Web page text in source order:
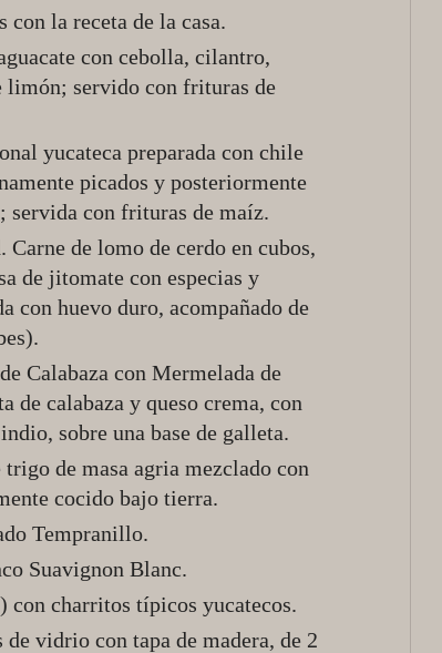
la receta de la casa.
con cebolla, cilantro,
limón; servido con frituras de
yucateca preparada con chile
picados y posteriormente
servida con frituras de maíz.
de lomo de cerdo en cubos,
de jitomate con especias y
con huevo duro, acompañado de
Calabaza con Mermelada de
de calabaza y queso crema, con
sobre una base de galleta.
de masa agria mezclado con
cocido bajo tierra.
Tempranillo.
Suavignon Blanc.
con charritos típicos yucatecos.
vidrio con tapa de madera, de 2